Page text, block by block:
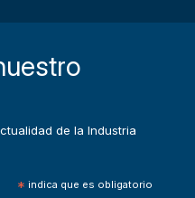
de la Industria
* indica que es obligatorio